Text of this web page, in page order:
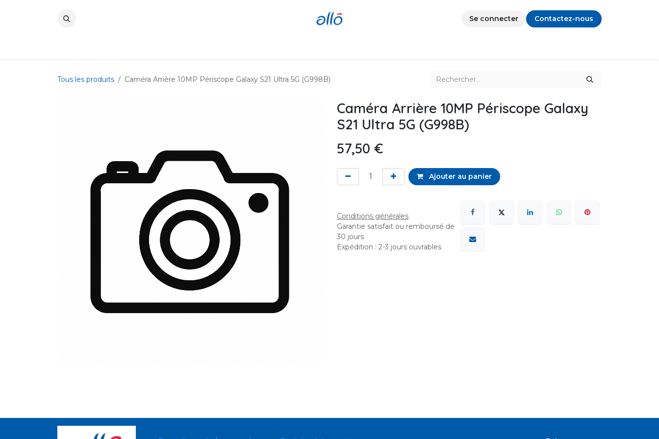
Se connecter
Contactez-nous
Tous les produits Caméra Arrière 10MP Périscope Galaxy S21 Ultra 5G (G998B)
Caméra Arrière 10MP Périscope Galaxy
S21 Ultra 5G (G998B)
57,50 €
Ajouter au panier
Conditions générales
Garantie satisfait ou remboursé de
30 jours
Expédition : 2-3 jours ouvrables